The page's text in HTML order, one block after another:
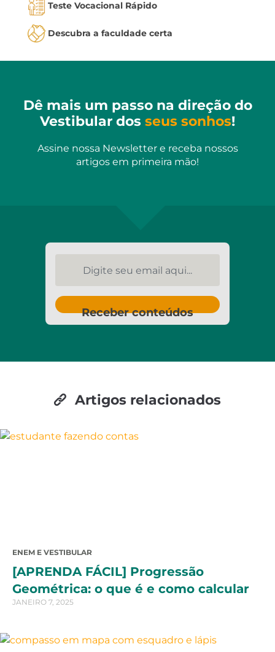
Teste Vocacional Rápido
Descubra a faculdade certa
Dê mais um passo na direção do
Vestibular dos seus sonhos!
Assine nossa Newsletter e receba nossos
artigos em primeira mão!
Receber conteúdos
Artigos relacionados
ENEM E VESTIBULAR
[APRENDA FÁCIL] Progressão
Geométrica: o que é e como calcular
JANEIRO 7, 2025